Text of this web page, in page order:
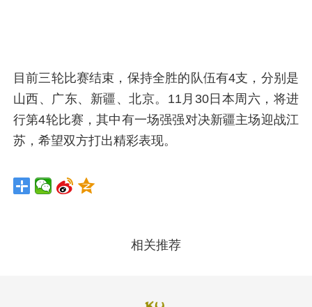
目前三轮比赛结束，保持全胜的队伍有4支，分别是
山西、广东、新疆、北京。11月30日本周六，将进
行第4轮比赛，其中有一场强强对决新疆主场迎战江
苏，希望双方打出精彩表现。
相关推荐